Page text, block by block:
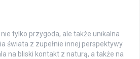
tylko przygoda, ale także unikalna
świata z zupełnie innej perspektywy.
na bliski kontakt z naturą, a także na